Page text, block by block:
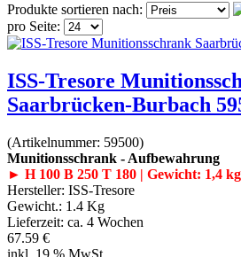
Produkte sortieren nach:
pro Seite:
ISS-Tresore
Saarbrücken-Burbach
(Artikelnummer: 59500)
Munitionsschrank - Aufbewahrung
► H 100 B 250 T 180 | Gewicht: 1,4 kg
Hersteller: ISS-Tresore
Gewicht.: 1.4 Kg
Lieferzeit: ca. 4 Wochen
67.59 €
inkl. 19 % MwSt.